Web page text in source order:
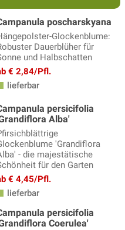
(6)
(4)
(20)
(17)
(13)
(3)
(9)
(1)
(3)
poscharskyana
Glockenblume:
Dauerblüher für
und Halbschatten
€ 2,84/Pfl.
lieferbar
persicifolia
Alba'
'Grandiflora
- die majestätische
für den Garten
€ 4,45/Pfl.
lieferbar
persicifolia
Coerulea'